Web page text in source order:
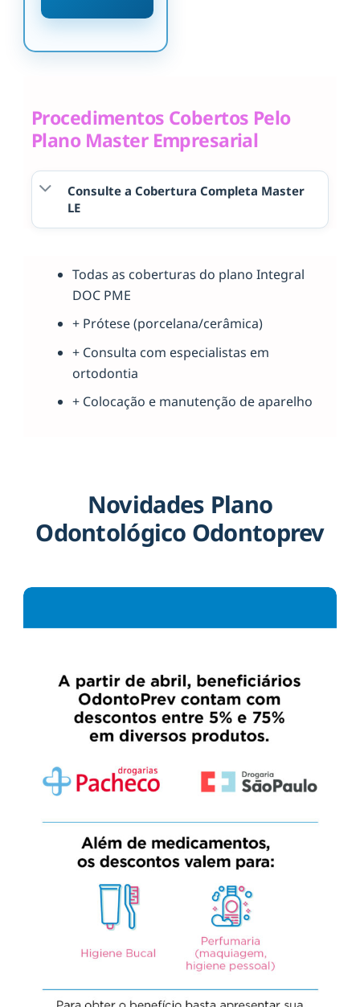
Procedimentos Cobertos Pelo
Plano Master Empresarial
Consulte a Cobertura Completa Master
LE
Todas as coberturas do plano Integral
DOC PME
+ Prótese (porcelana/cerâmica)
+ Consulta com especialistas em
ortodontia
+ Colocação e manutenção de aparelho
Novidades Plano
Odontológico Odontoprev